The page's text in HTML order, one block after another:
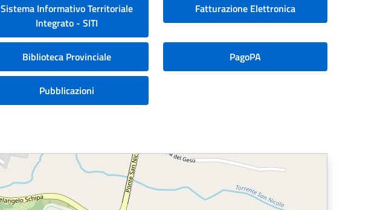
Sistema Informativo Territoriale
Integrato - SITI
Fatturazione Elettronica
Biblioteca Provinciale PagoPA
Pubblicazioni